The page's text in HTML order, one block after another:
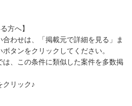
方へ】
わせは、「掲載元で詳細を見る」ま
タンをクリックしてください。
、この条件に類似した案件を多数掲
クリック♪